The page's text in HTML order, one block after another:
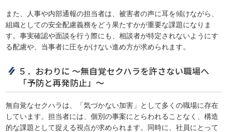
また、人事や内部通報の担当者は、被害者の声に耳を傾けながら、
組織としての安全配慮義務をどう果たすかが重要な課題になりま
す。事実確認や面談を行う際にも、相談者が特定されないようにす
る配慮や、当事者に圧をかけない進め方が求められます。
５．おわりに ～無自覚セクハラを許さない職場へ
「予防と再発防止」～
無自覚なセクハラは、「気づかない加害」として多くの職場に存在
しています。担当者には、個別の事案にとらわれることなく、構造
的な課題として捉える視点が求められます。同時に、社員にとって